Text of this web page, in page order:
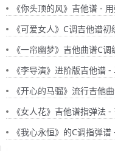
《你头顶的风》吉他谱 - 用弹唱
《可爱女人》C调吉他谱初
《一帘幽梦》吉他曲谱C
《李导演》进阶版吉他谱 - 马飞
《开心的马骝》流行吉他曲谱_简约
《女人花》吉他谱指弹法 - 吉他谱
《我心永恒》的C调指弹谱 -